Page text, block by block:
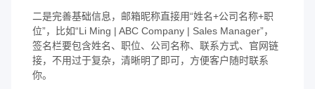
二是完善基础信息，邮箱昵称直接用“姓名+公司名称+职
位”，比如“Li Ming | ABC Company | Sales Manager”，
签名栏要包含姓名、职位、公司名称、联系方式、官网链
接，不用过于复杂，清晰明了即可，方便客户随时联系
你。